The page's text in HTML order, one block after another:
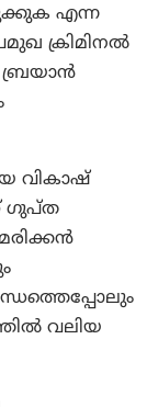
എന്ന
ക്രിമിനൽ
വികാഷ്
ഗുപ്ത
വലിയ